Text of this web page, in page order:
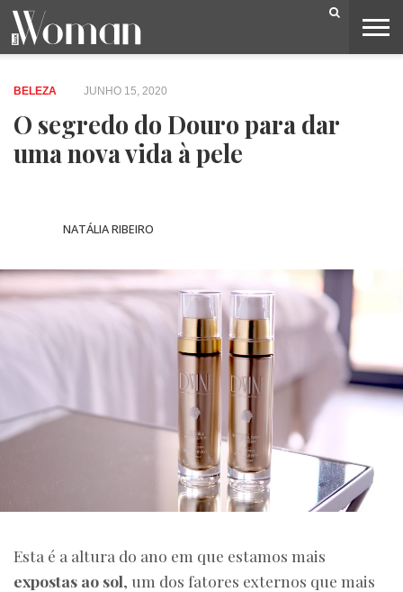
BELEZA
CAPA
LIFESTYLE
MODA
OPINIÃO
PESSOAS
SOCIEDADE
VIDEOS
BELEZA JUNHO 15, 2020
O segredo do Douro para dar
uma nova vida à pele
NATÁLIA RIBEIRO
Esta é a altura do ano em que estamos mais
expostas ao sol, um dos fatores externos que mais